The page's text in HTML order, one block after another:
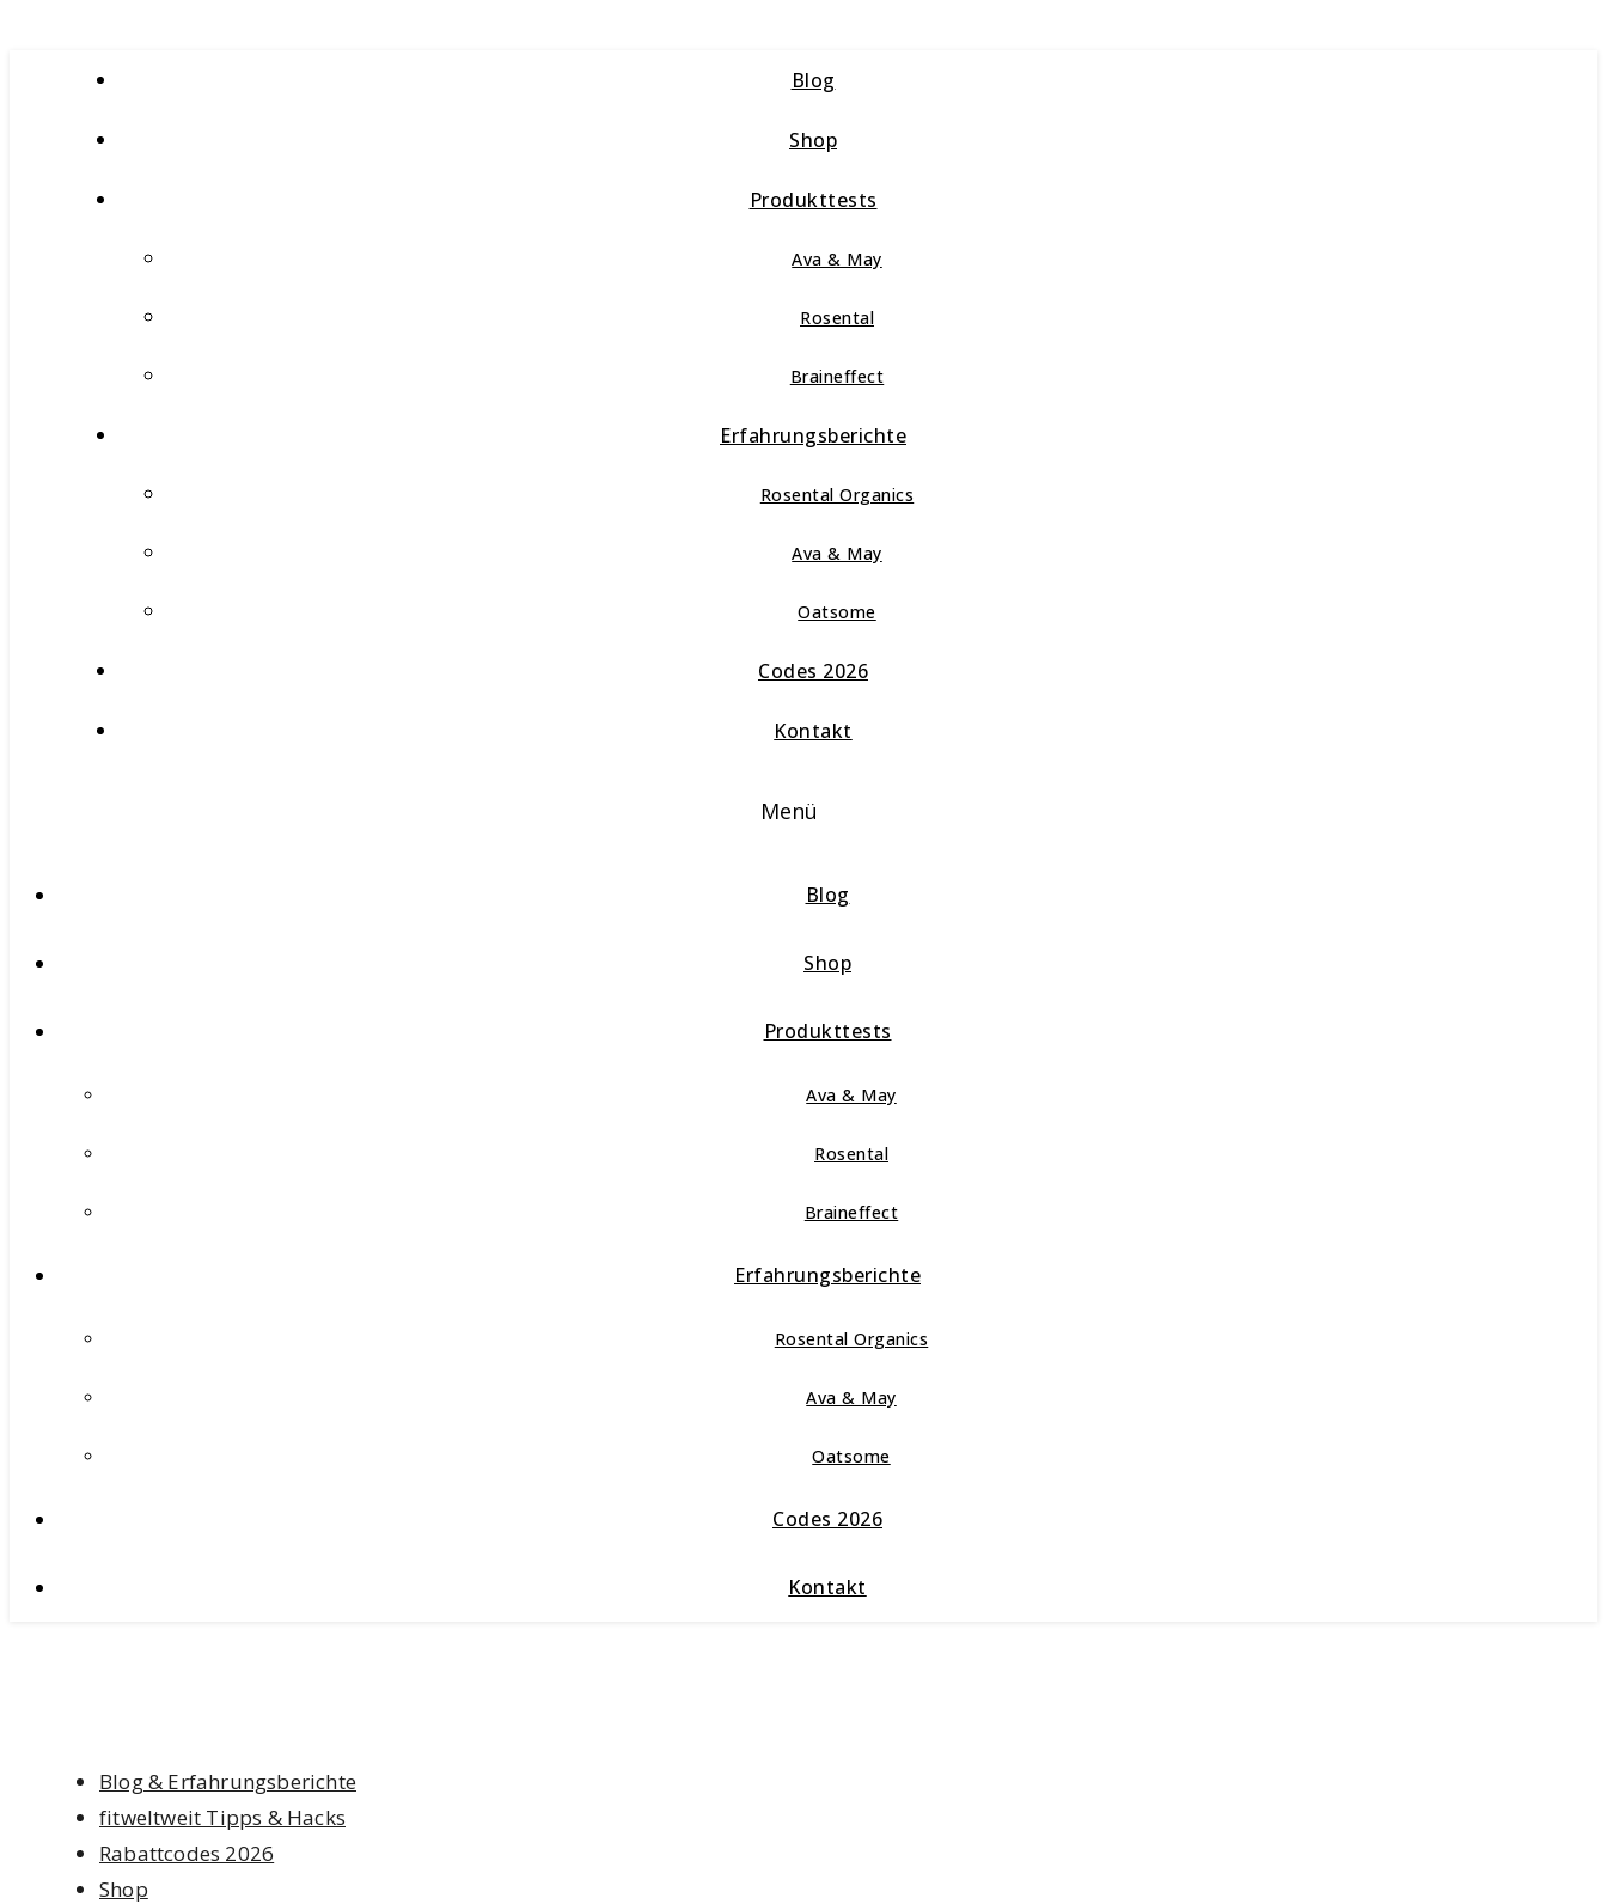
Blog
Shop
Produkttests
Ava & May
Rosental
Braineffect
Erfahrungsberichte
Rosental Organics
Ava & May
Oatsome
Codes 2026
Kontakt
Menü
Blog
Shop
Produkttests
Ava & May
Rosental
Braineffect
Erfahrungsberichte
Rosental Organics
Ava & May
Oatsome
Codes 2026
Kontakt
Blog & Erfahrungsberichte
fitweltweit Tipps & Hacks
Rabattcodes 2026
Shop